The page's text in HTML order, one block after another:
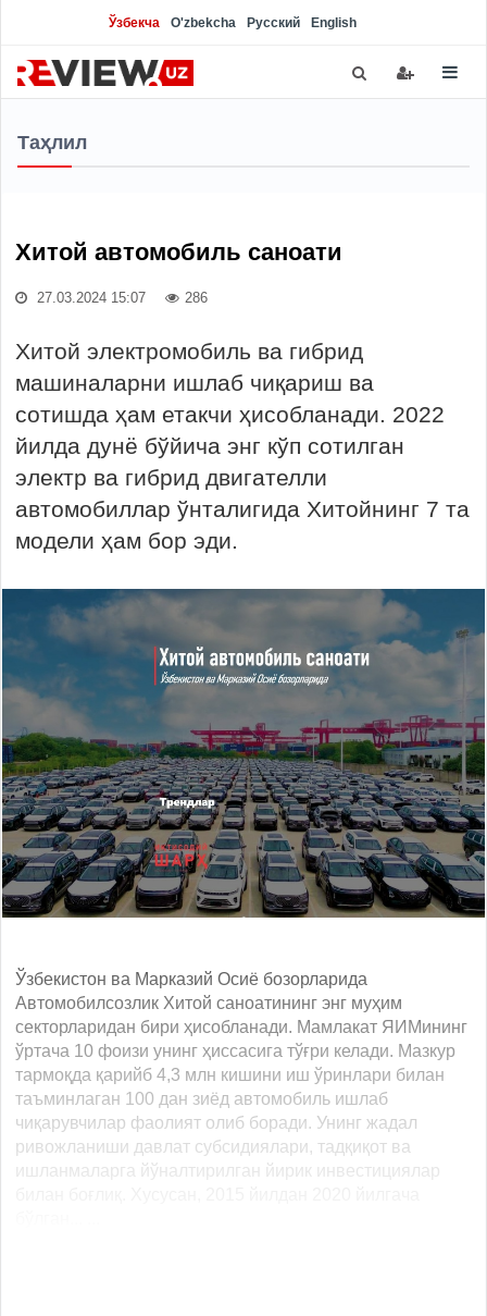
Ўзбекча O'zbekcha Русский English
Таҳлил
Хитой автомобиль саноати
27.03.2024 15:07 286
Хитой электромобиль ва гибрид
машиналарни ишлаб чиқариш ва
сотишда ҳам етакчи ҳисобланади. 2022
йилда дунё бўйича энг кўп сотилган
электр ва гибрид двигателли
автомобиллар ўнталигида Хитойнинг 7 та
модели ҳам бор эди.
Ўзбекистон ва Марказий Осиё бозорларида
Автомобилсозлик Хитой саноатининг энг муҳим
секторларидан бири ҳисобланади. Мамлакат ЯИМининг
ўртача 10 фоизи унинг ҳиссасига тўғри келади. Мазкур
тармоқда қарийб 4,3 млн кишини иш ўринлари билан
таъминлаган 100 дан зиёд автомобиль ишлаб
чиқарувчилар фаолият олиб боради. Унинг жадал
ривожланиши давлат субсидиялари, тадқиқот ва
ишланмаларга йўналтирилган йирик инвестициялар